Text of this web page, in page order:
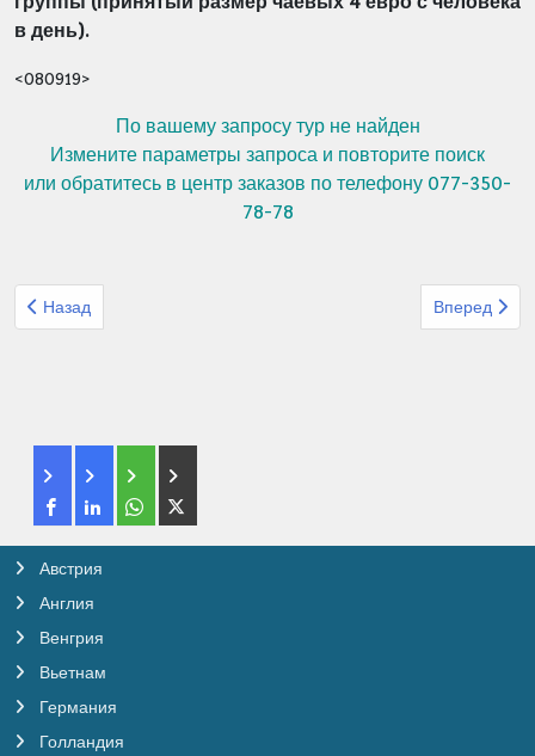
в день).
<080919>
По вашему запросу тур не найден
Измените параметры запроса и повторите поиск
или обратитесь в центр заказов по телефону 077-350-
78-78
Предыдущий: Организованный тур из Израиля Натур Испания,
Назад Следующий:
Вперед
Австрия
Англия
Венгрия
Вьетнам
Германия
Голландия